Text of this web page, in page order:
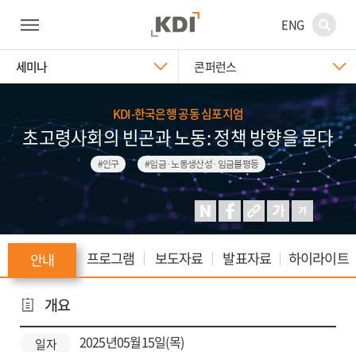
ENG
세미나 콘퍼런스
KDI-한국은행 공동 심포지엄
초고령사회의 빈곤과 노동: 정책 방향을 묻다
#인구 #임금·노동생산성·임금불평등
안내 프로그램 보도자료 발표자료 하이라이트
개요
일자 2025년05월15일(목)